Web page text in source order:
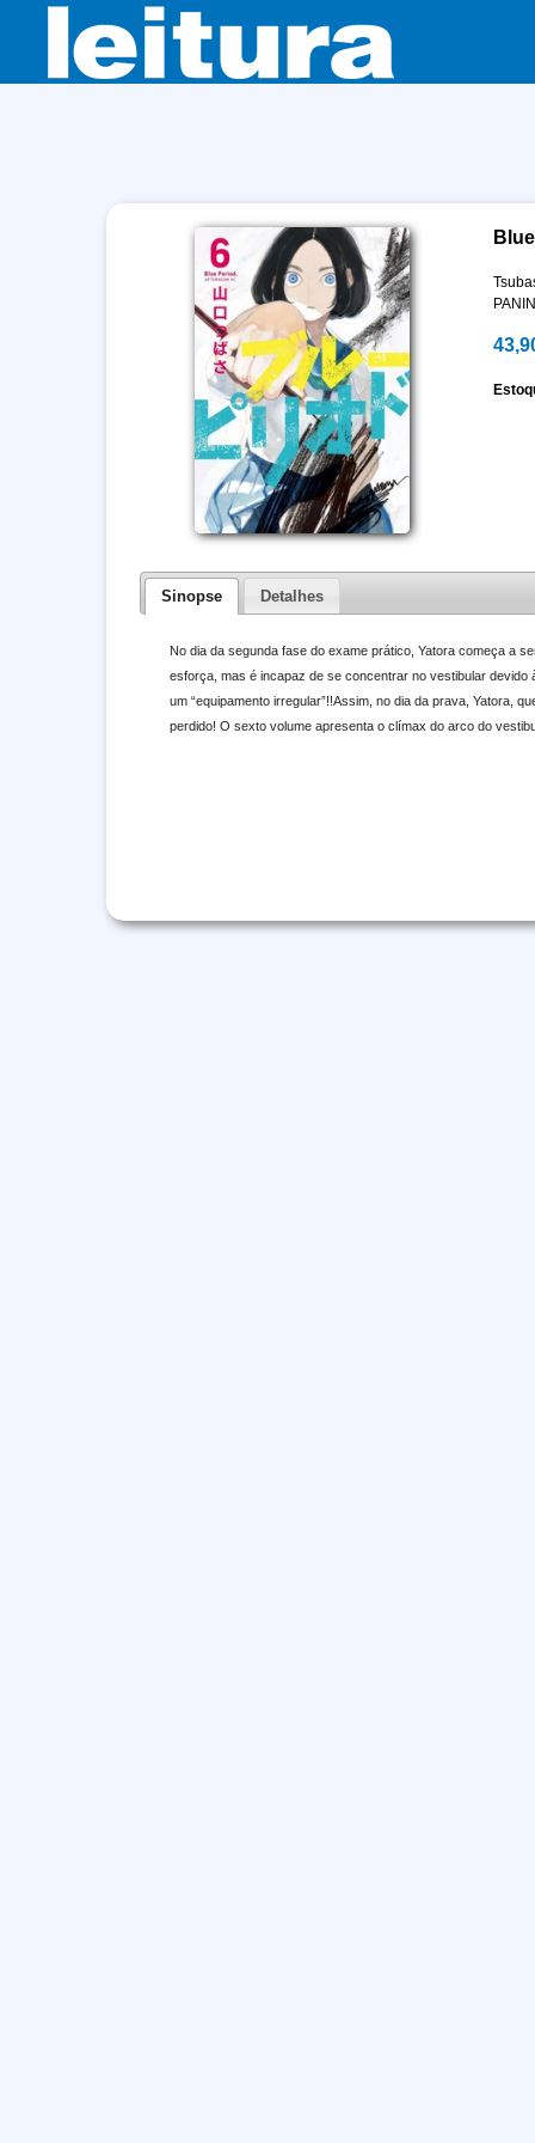
Sinopse Detalhes
No dia da segunda fase do exame prático, Yatora começa a
esforça, mas é incapaz de se concentrar no vestibular
um “equipamento irregular”!!Assim, no dia da prava, Yatora,
perdido! O sexto volume apresenta o clímax do arco do